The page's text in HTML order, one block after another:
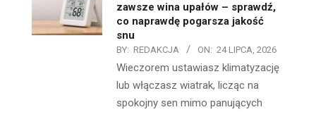
zawsze wina upałów – sprawdź,
co naprawdę pogarsza jakość
snu
BY: REDAKCJA ON: 24 LIPCA, 2026
Wieczorem ustawiasz klimatyzację
lub włączasz wiatrak, licząc na
spokojny sen mimo panujących